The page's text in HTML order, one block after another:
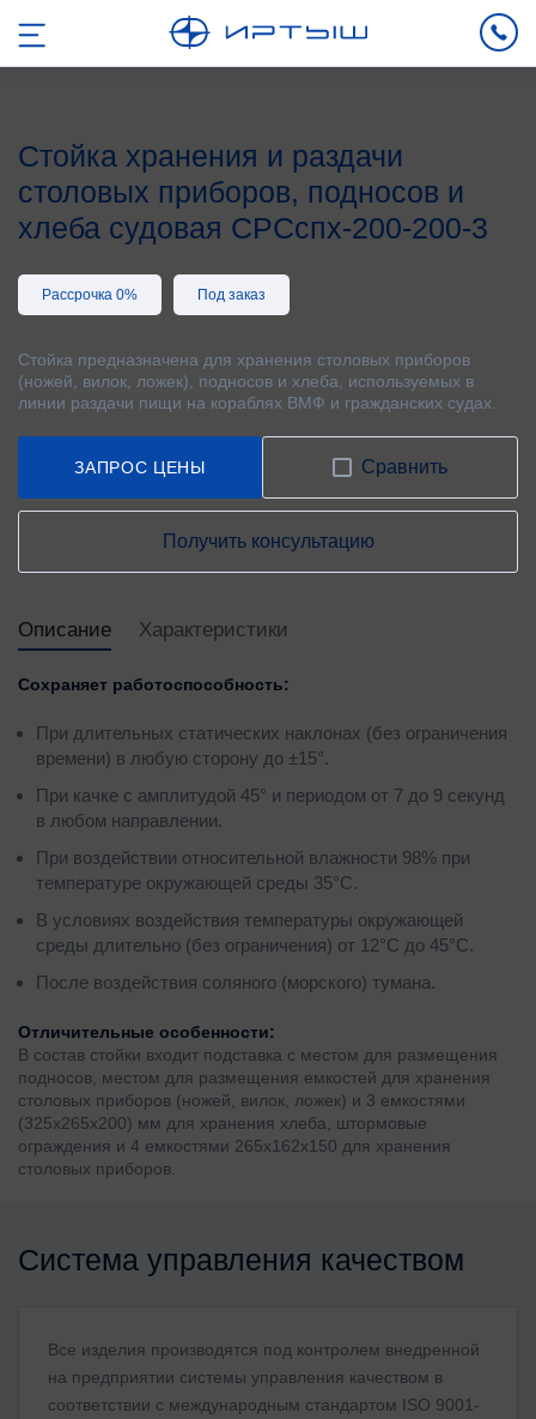
Стойка хранения и раздачи
столовых приборов, подносов и
хлеба судовая СРСспх-200-200-3
Рассрочка 0% Под заказ
Стойка предназначена для хранения столовых приборов
(ножей, вилок, ложек), подносов и хлеба, используемых в
линии раздачи пищи на кораблях ВМФ и гражданских судах.
ЗАПРОС ЦЕНЫ
Получить консультацию
Сравнить
Описание Характеристики
Сохраняет работоспособность:
При длительных статических наклонах (без ограничения
времени) в любую сторону до ±15°.
При качке с амплитудой 45° и периодом от 7 до 9 секунд
в любом направлении.
При воздействии относительной влажности 98% при
температуре окружающей среды 35°С.
В условиях воздействия температуры окружающей
среды длительно (без ограничения) от 12°С до 45°С.
После воздействия соляного (морского) тумана.
Отличительные особенности:
В состав стойки входит подставка с местом для размещения
подносов, местом для размещения емкостей для хранения
столовых приборов (ножей, вилок, ложек) и 3 емкостями
(325x265x200) мм для хранения хлеба, штормовые
ограждения и 4 емкостями 265x162x150 для хранения
столовых приборов.
Система управления качеством
Все изделия производятся под контролем внедренной
на предприятии системы управления качеством в
соответствии с международным стандартом ISO 9001-